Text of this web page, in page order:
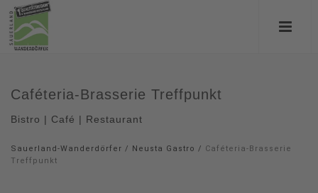
Caféteria-Brasserie Treffpunkt
Bistro | Café | Restaurant
Sauerland-Wanderdörfer / Neusta Gastro / Caféteria-Brasserie
Treffpunkt